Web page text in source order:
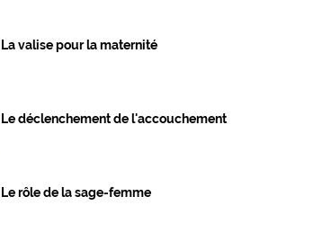
La valise pour la maternité
Le déclenchement de l'accouchement
Le rôle de la sage-femme